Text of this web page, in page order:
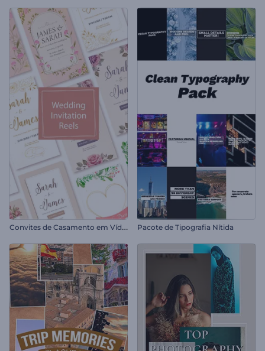
C
onvites de Casamento em Vídeo Pacote de Tipografia Nítida